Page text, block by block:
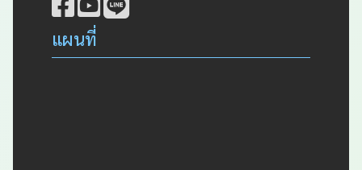
แผนที่